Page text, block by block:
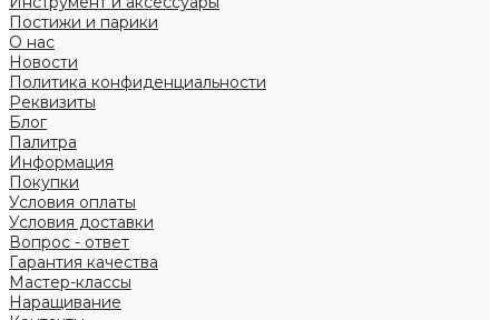
Постижи и парики
О нас
Новости
Политика конфиденциальности
Реквизиты
Блог
Палитра
Информация
Покупки
Условия оплаты
Условия доставки
Вопрос - ответ
Гарантия качества
Мастер-классы
Наращивание